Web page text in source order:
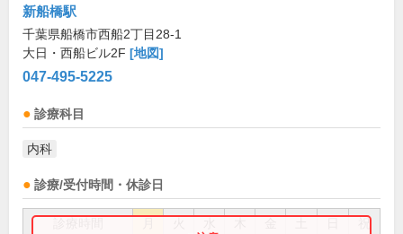
新船橋駅
千葉県船橋市西船2丁目28-1
大日・西船ビル2F [地図]
047-495-5225
診療科目
内科
診療/受付時間・休診日
祝